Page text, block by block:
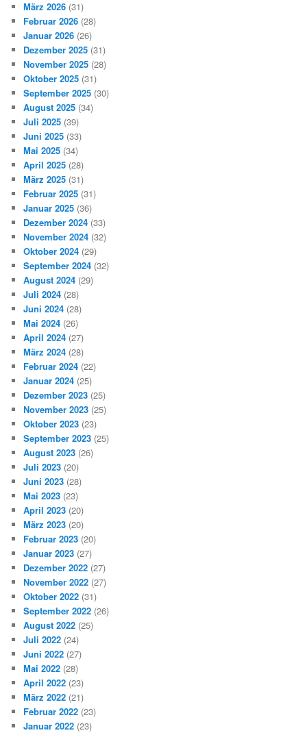
März 2026 (31)
Februar 2026 (28)
Januar 2026 (26)
Dezember 2025 (31)
November 2025 (28)
Oktober 2025 (31)
September 2025 (30)
August 2025 (34)
Juli 2025 (39)
Juni 2025 (33)
Mai 2025 (34)
April 2025 (28)
März 2025 (31)
Februar 2025 (31)
Januar 2025 (36)
Dezember 2024 (33)
November 2024 (32)
Oktober 2024 (29)
September 2024 (32)
August 2024 (29)
Juli 2024 (28)
Juni 2024 (28)
Mai 2024 (26)
April 2024 (27)
März 2024 (28)
Februar 2024 (22)
Januar 2024 (25)
Dezember 2023 (25)
November 2023 (25)
Oktober 2023 (23)
September 2023 (25)
August 2023 (26)
Juli 2023 (20)
Juni 2023 (28)
Mai 2023 (23)
April 2023 (20)
März 2023 (20)
Februar 2023 (20)
Januar 2023 (27)
Dezember 2022 (27)
November 2022 (27)
Oktober 2022 (31)
September 2022 (26)
August 2022 (25)
Juli 2022 (24)
Juni 2022 (27)
Mai 2022 (28)
April 2022 (23)
März 2022 (21)
Februar 2022 (23)
Januar 2022 (23)